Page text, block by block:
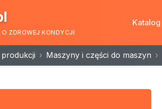
ZDROWEJ KONDYCJI
Katalog
Maszyny i części do maszyn